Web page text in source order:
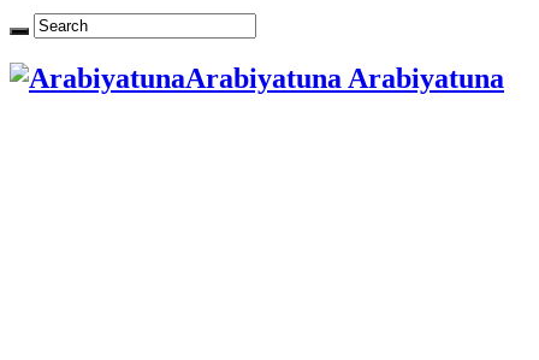
Arabiyatuna Arabiyatuna